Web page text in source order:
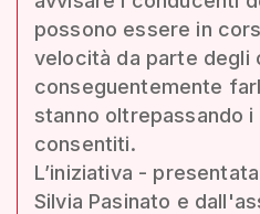
possono essere in
velocità da parte degli
conseguentemente
stanno oltrepassando
consentiti.
L’iniziativa -
Silvia Pasinato e